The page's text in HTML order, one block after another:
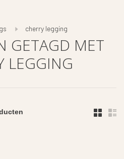
cherry legging
GETAGD MET
LEGGING